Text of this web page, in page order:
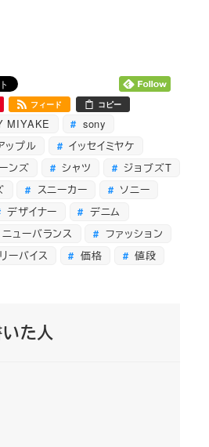
フィード コピー
MIYAKE
sony
ップル
イッセイミヤケ
ンズ シャツ
ジョブズT
スニーカー
ソニー
デザイナー
デニム
ニューバランス
ファッション
リーバイス 価格
値段
た人